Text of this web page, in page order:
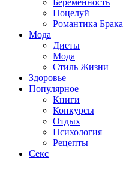
Беременность
Поцелуй
Романтика Брака
Мода
Диеты
Мода
Стиль Жизни
Здоровье
Популярное
Книги
Конкурсы
Отдых
Психология
Рецепты
Секс